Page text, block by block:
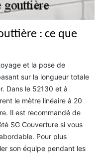
: ce que
et la pose de
sur la longueur totale
Dans le 52130 et à
le mètre linéaire à 20
Il est recommandé de
SG Couverture si vous
Pour plus
son équipe pendant les